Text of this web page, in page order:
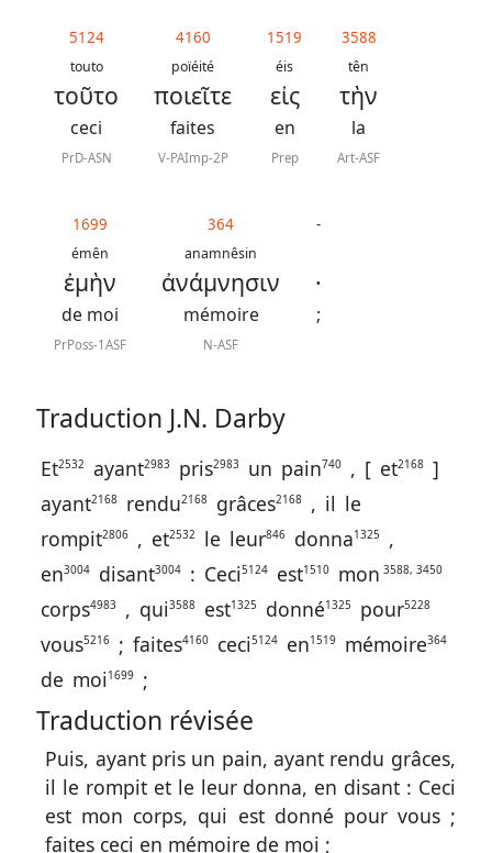
5124
touto
τοῦτο
ceci
PrD-ASN
4160
poïéité
ποιεῖτε
faites
V-PAImp-2P
1519
éis
εἰς
en
Prep
3588
tên
τὴν
la
Art-ASF
1699
émên
ἐμὴν
de moi
PrPoss-1ASF
364
anamnêsin
ἀνάμνησιν
mémoire
N-ASF
-
·
;
Traduction J.N. Darby
Et2532 ayant2983 pris2983 un pain740 , [ et2168
]
ayant2168 rendu2168 grâces2168 , il le
rompit2806 , et2532 le leur846 donna1325
,
en3004 disant3004 : Ceci5124 est1510 mon 3588, 3450
corps4983 , qui3588 est1325 donné1325 pour5228
vous5216 ; faites4160 ceci5124 en1519 mémoire364
de moi 1699 ;
Traduction révisée
Puis, ayant pris un pain, ayant rendu grâces,
il le rompit et le leur donna, en disant : Ceci
est mon corps, qui est donné pour vous ;
faites ceci en mémoire de moi ;
Participer
coûts